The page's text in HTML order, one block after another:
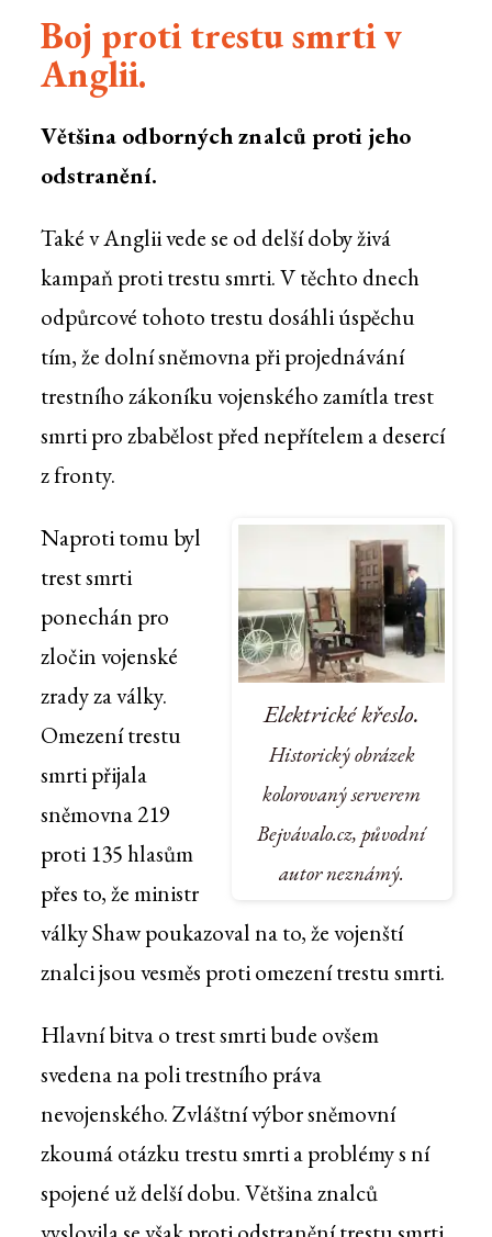
Boj proti trestu smrti v
Anglii.
Většina odborných znalců proti jeho
odstranění.
Také v Anglii vede se od delší doby živá
kampaň proti trestu smrti. V těchto dnech
odpůrcové tohoto trestu dosáhli úspěchu
tím, že dolní sněmovna při projednávání
trestního zákoníku vojenského zamítla trest
smrti pro zbabělost před nepřítelem a desercí
z fronty.
Elektrické křeslo.
Historický obrázek
kolorovaný serverem
Bejvávalo.cz, původní
autor neznámý.
Naproti tomu byl
trest smrti
ponechán pro
zločin vojenské
zrady za války.
Omezení trestu
smrti přijala
sněmovna 219
proti 135 hlasům
přes to, že ministr
války Shaw poukazoval na to, že vojenští
znalci jsou vesměs proti omezení trestu smrti.
Hlavní bitva o trest smrti bude ovšem
svedena na poli trestního práva
nevojenského. Zvláštní výbor sněmovní
zkoumá otázku trestu smrti a problémy s ní
spojené už delší dobu. Většina znalců